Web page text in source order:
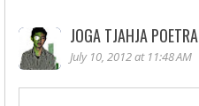
JOGA TJAHJA POETRA
July 10, 2012 at 11:48 AM